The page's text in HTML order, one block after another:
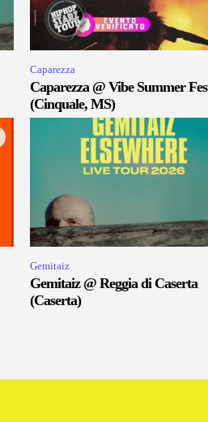
Caparezza
Caparezza @ Vibe Summer
(Cinquale, MS)
Gemitaiz
Gemitaiz @ Reggia di Caserta
(Caserta)